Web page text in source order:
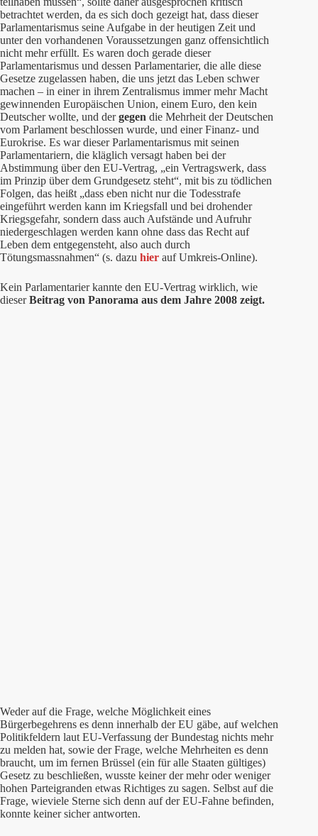
betrachtet werden, da es sich doch gezeigt hat, dass dieser
Parlamentarismus seine Aufgabe in der heutigen Zeit und
unter den vorhandenen Voraussetzungen ganz offensichtlich
nicht mehr erfüllt. Es waren doch gerade dieser
Parlamentarismus und dessen Parlamentarier, die alle diese
Gesetze zugelassen haben, die uns jetzt das Leben schwer
machen – in einer in ihrem Zentralismus immer mehr Macht
gewinnenden Europäischen Union, einem Euro, den kein
Deutscher wollte, und dergegen die Mehrheit der Deutschen
vom Parlament beschlossen wurde, und einer Finanz- und
Eurokrise. Es war dieser Parlamentarismus mit seinen
Parlamentariern, die kläglich versagt haben bei der
Abstimmung über den EU-Vertrag, „ein Vertragswerk, dass
im Prinzip über dem Grundgesetz steht“, mit bis zu tödlichen
Folgen, das heißt „dass eben nicht nur die Todesstrafe
eingeführt werden kann im Kriegsfall und bei drohender
Kriegsgefahr, sondern dass auch Aufstände und Aufruhr
niedergeschlagen werden kann ohne dass das Recht auf
Leben dem entgegensteht, also auch durch
Tötungsmassnahmen“ (s. dazu hier auf Umkreis-Online).
Kein Parlamentarier kannte den EU-Vertrag wirklich, wie
dieserBeitrag von Panorama aus dem Jahre 2008 zeigt.
Weder auf die Frage, welche Möglichkeit eines
Bürgerbegehrens es denn innerhalb der EU gäbe, auf welchen
Politikfeldern laut EU-Verfassung der Bundestag nichts mehr
zu melden hat, sowie der Frage, welche Mehrheiten es denn
braucht, um im fernen Brüssel (ein für alle Staaten gültiges)
Gesetz zu beschließen, wusste keiner der mehr oder weniger
hohen Parteigranden etwas Richtiges zu sagen. Selbst auf die
Frage, wieviele Sterne sich denn auf der EU-Fahne befinden,
konnte keiner sicher antworten.